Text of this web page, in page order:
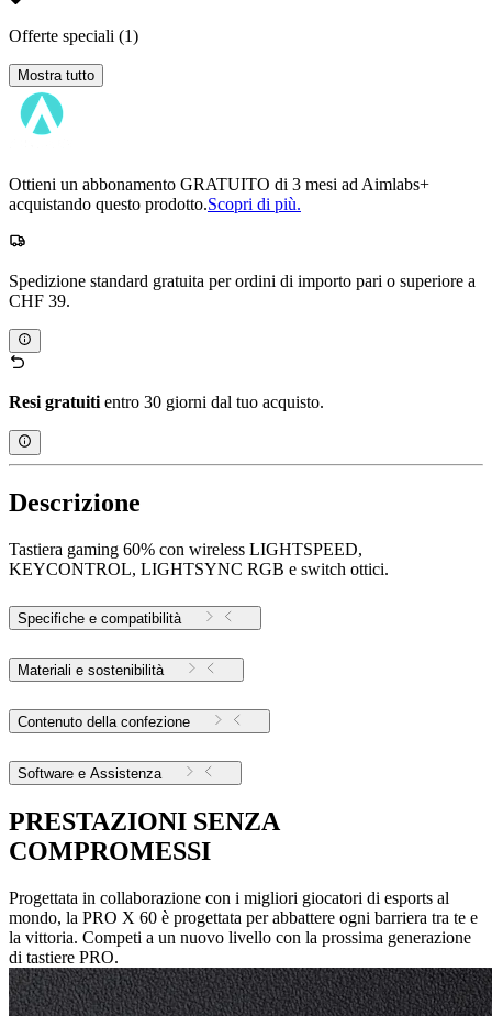
Offerte speciali (1)
Mostra tutto
Ottieni un abbonamento GRATUITO di 3 mesi ad Aimlabs+
acquistando questo prodotto.Scopri di più.
Spedizione standard gratuita per ordini di importo pari o superiore a
CHF 39.
Resi gratuitientro 30 giorni dal tuo acquisto.
Descrizione
Tastiera gaming 60% con wireless LIGHTSPEED,
KEYCONTROL, LIGHTSYNC RGB e switch ottici.
Specifiche e compatibilità
Materiali e sostenibilità
Contenuto della confezione
Software e Assistenza
PRESTAZIONI SENZA
COMPROMESSI
Progettata in collaborazione con i migliori giocatori di esports al
mondo, la PRO X 60 è progettata per abbattere ogni barriera tra te e
la vittoria. Competi a un nuovo livello con la prossima generazione
di tastiere PRO.